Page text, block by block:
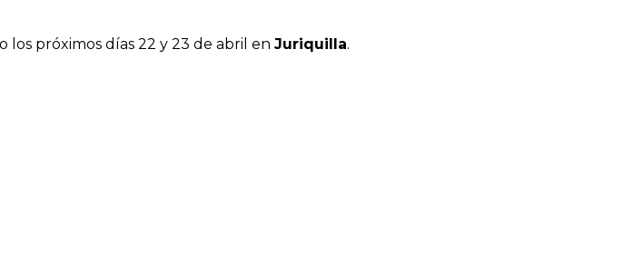
los próximos días 22 y 23 de abril en Juriquilla.